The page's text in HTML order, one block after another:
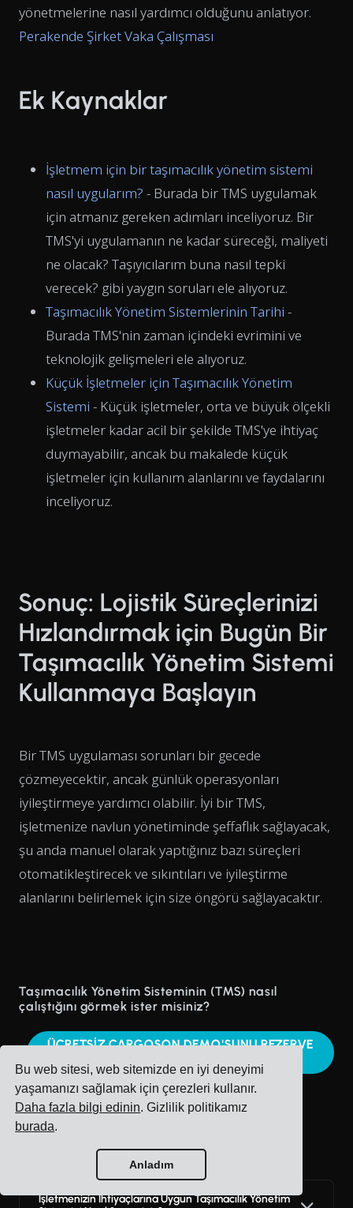
Bu web sitesi, web sitemizde en iyi deneyimi
yaşamanızı sağlamak için çerezleri kullanır.
Daha fazla bilgi edinin. Gizlilik politikamız
burada.
Anladım
yönetmelerine nasıl yardımcı olduğunu anlatıyor.
Perakende Şirket Vaka Çalışması
Ek Kaynaklar
İşletmem için bir taşımacılık yönetim sistemi
nasıl uygularım? - Burada bir TMS uygulamak
için atmanız gereken adımları inceliyoruz. Bir
TMS'yi uygulamanın ne kadar süreceği, maliyeti
ne olacak? Taşıyıcılarım buna nasıl tepki
verecek? gibi yaygın soruları ele alıyoruz.
Taşımacılık Yönetim Sistemlerinin Tarihi -
Burada TMS'nin zaman içindeki evrimini ve
teknolojik gelişmeleri ele alıyoruz.
Küçük İşletmeler için Taşımacılık Yönetim
Sistemi - Küçük işletmeler, orta ve büyük ölçekli
işletmeler kadar acil bir şekilde TMS'ye ihtiyaç
duymayabilir, ancak bu makalede küçük
işletmeler için kullanım alanlarını ve faydalarını
inceliyoruz.
Sonuç: Lojistik Süreçlerinizi
Hızlandırmak için Bugün Bir
Taşımacılık Yönetim Sistemi
Kullanmaya Başlayın
Bir TMS uygulaması sorunları bir gecede
çözmeyecektir, ancak günlük operasyonları
iyileştirmeye yardımcı olabilir. İyi bir TMS,
işletmenize navlun yönetiminde şeffaflık sağlayacak,
şu anda manuel olarak yaptığınız bazı süreçleri
otomatikleştirecek ve sıkıntıları ve iyileştirme
alanlarını belirlemek için size öngörü sağlayacaktır.
Taşımacılık Yönetim Sisteminin (TMS) nasıl
çalıştığını görmek ister misiniz?
ÜCRETSİZ CARGOSON DEMO'SUNU REZERVE
Sık sorulan sorular
İşletmenizin İhtiyaçlarına Uygun Taşımacılık Yönetim